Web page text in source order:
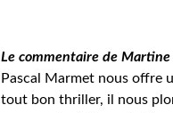
Le commentaire de Martine
Pascal Marmet nous offre
tout bon thriller, il nous